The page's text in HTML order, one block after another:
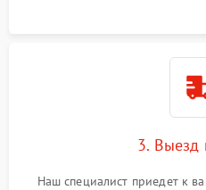
3. Выезд
Наш специалист приедет к